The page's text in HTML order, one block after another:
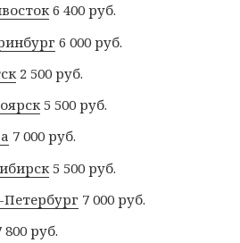
6 400 руб.
6 000 руб.
2 500 руб.
5 500 руб.
7 000 руб.
5 500 руб.
Петербург 7 000 руб.
руб.